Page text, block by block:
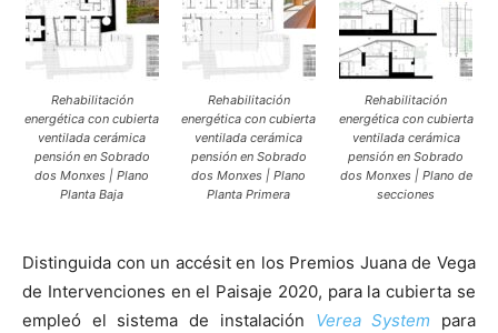
Rehabilitación
energética con cubierta
ventilada cerámica
pensión en Sobrado
dos Monxes | Plano
Planta Baja
Rehabilitación
energética con cubierta
ventilada cerámica
pensión en Sobrado
dos Monxes | Plano
Planta Primera
Rehabilitación
energética con cubierta
ventilada cerámica
pensión en Sobrado
dos Monxes | Plano de
secciones
Distinguida con un accésit en los Premios Juana de Vega
de Intervenciones en el Paisaje 2020, para la cubierta se
empleó el sistema de instalación Verea System
para